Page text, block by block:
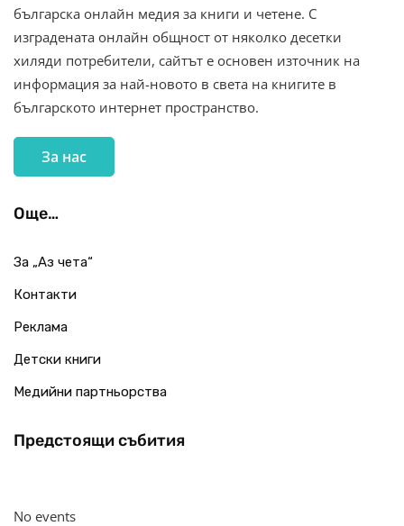
българска онлайн медия за книги и четене. С
изградената онлайн общност от няколко десетки
хиляди потребители, сайтът е основен източник на
информация за най-новото в света на книгите в
българското интернет пространство.
За нас
Още…
За „Аз чета“
Контакти
Реклама
Детски книги
Медийни партньорства
Предстоящи събития
No events